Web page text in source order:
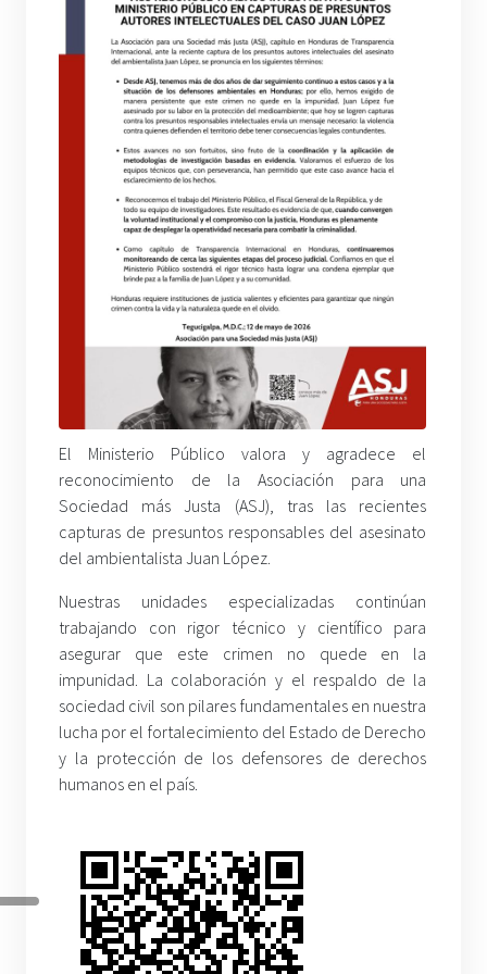
El Ministerio Público valora y agradece el
reconocimiento de la Asociación para una
Sociedad más Justa (ASJ), tras las recientes
capturas de presuntos responsables del asesinato
del ambientalista Juan López.
Nuestras unidades especializadas continúan
trabajando con rigor técnico y científico para
asegurar que este crimen no quede en la
impunidad. La colaboración y el respaldo de la
sociedad civil son pilares fundamentales en nuestra
lucha por el fortalecimiento del Estado de Derecho
y la protección de los defensores de derechos
humanos en el país.